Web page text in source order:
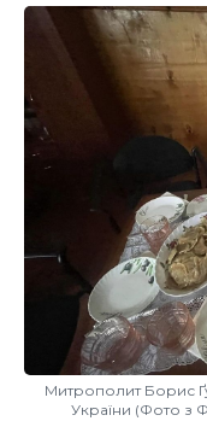
Митрополит Борис
України (Фото з